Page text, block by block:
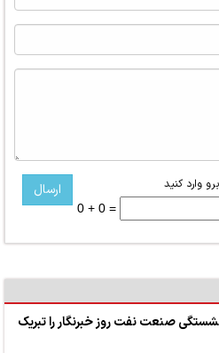
وارد کنید
0 + 0 =
صنعت نفت روز خبرنگار را تبریک